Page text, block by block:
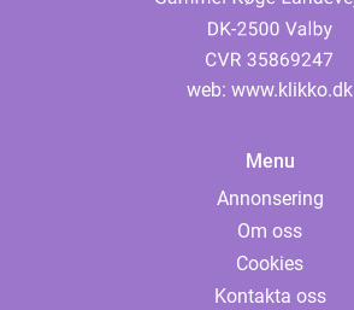
web: www.klikko.dk
Menu
Annonsering
Om oss
Cookies
Kontakta oss